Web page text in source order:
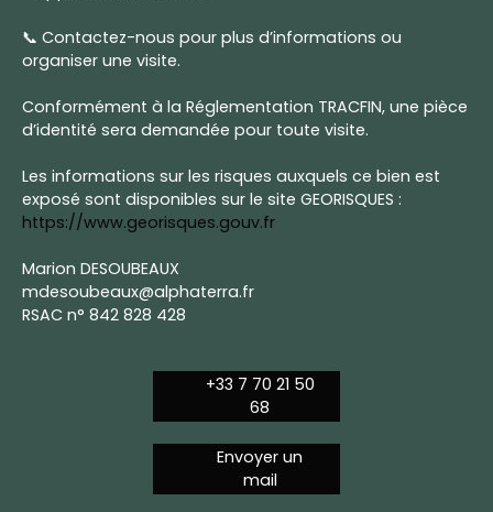
📞 Contactez-nous pour plus d’informations ou
organiser une visite.
Conformément à la Réglementation TRACFIN, une pièce
d’identité sera demandée pour toute visite.
Les informations sur les risques auxquels ce bien est
exposé sont disponibles sur le site GEORISQUES :
https://www.georisques.gouv.fr
Marion DESOUBEAUX
mdesoubeaux@alphaterra.fr
RSAC n° 842 828 428
+33 7 70 21 50
68
Envoyer un
mail